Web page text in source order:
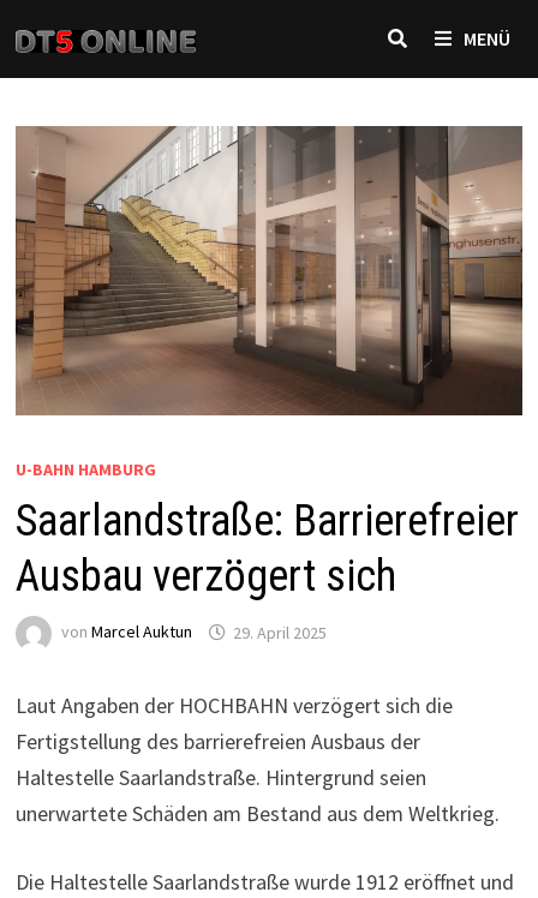
zum
Inhalt
MENÜ
U-BAHN HAMBURG
Saarlandstraße: Barrierefreier
Ausbau verzögert sich
von Marcel Auktun 29. April 2025
Laut Angaben der HOCHBAHN verzögert sich die
Fertigstellung des barrierefreien Ausbaus der
Haltestelle Saarlandstraße. Hintergrund seien
unerwartete Schäden am Bestand aus dem Weltkrieg.
Die Haltestelle Saarlandstraße wurde 1912 eröffnet und